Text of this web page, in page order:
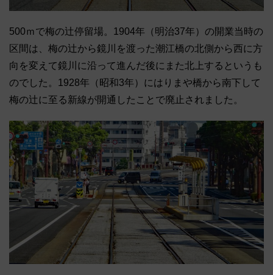
500ｍで梅の辻停留場。1904年（明治37年）の開業当時の
区間は、梅の辻から鏡川を渡った潮江橋の北側から西に方
向を変えて鏡川に沿って進んだ後にまた北上するというも
のでした。1928年（昭和3年）にはりまや橋から南下して
梅の辻に至る新線が開通したことで廃止されました。